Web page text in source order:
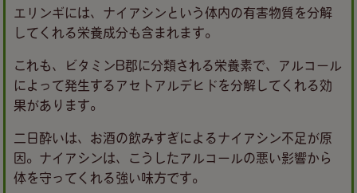
エリンギには、ナイアシンという体内の有害物質を分解
してくれる栄養成分も含まれます。
これも、ビタミンB郡に分類される栄養素で、アルコール
によって発生するアセトアルデヒドを分解してくれる効
果があります。
二日酔いは、お酒の飲みすぎによるナイアシン不足が原
因。ナイアシンは、こうしたアルコールの悪い影響から
体を守ってくれる強い味方です。